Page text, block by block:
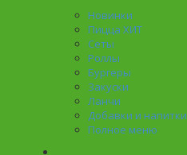
Новинки
Пицца ХИТ
Сеты
Роллы
Бургеры
Закуски
Ланчи
Добавки и напитки
Полное меню